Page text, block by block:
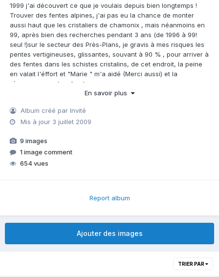
1999 j'ai découvert ce que je voulais depuis bien longtemps !
Trouver des fentes alpines, j'ai pas eu la chance de monter
aussi haut que les cristaliers de chamonix , mais néanmoins en
99, après bien des recherches pendant 3 ans (de 1996 à 99!
seul !)sur le secteur des Près-Plans, je gravis à mes risques les
pentes vertigineuses, glissantes, souvant à 90 % , pour arriver à
des fentes dans les schistes cristalins, de cet endroit, la peine
en valait l'éffort et "Marie " m'a aidé (Merci aussi) et la
récompense est au bout:
des fentes Alpines gigantesque à mème y entrer dedant -
des quartz à Ame et Peignes comme! aussi !j'ai toujour Voulu!,
Je vous fais partager cette émotion;
En savoir plus
Album créé par Invité
Mis à jour 3 juillet 2009
9 images
1 image comment
654 vues
Report album
Ajouter des images
TRIER PAR